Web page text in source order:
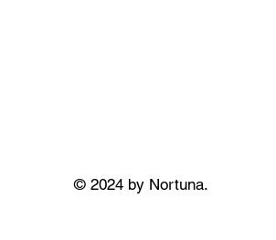
© 2024 by Nortuna.